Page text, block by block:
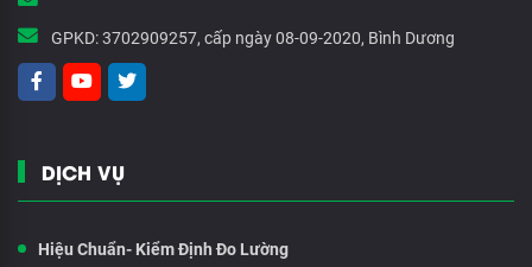
GPKD:3702909257, cấp ngày 08-09-2020, Bình Dương
DỊCH VỤ
Hiệu Chuẩn- Kiểm Định Đo Lường